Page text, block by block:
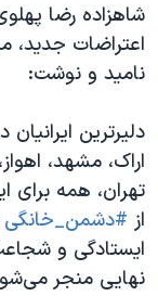
شاهزاده رضا
اعتراضات جدید،
نامید و نوشت:‌
دليرترين
اراک، مشهد،
تهران، همه برای
از #دشمن_خانگی
ایستادگی و
نهایی منجر